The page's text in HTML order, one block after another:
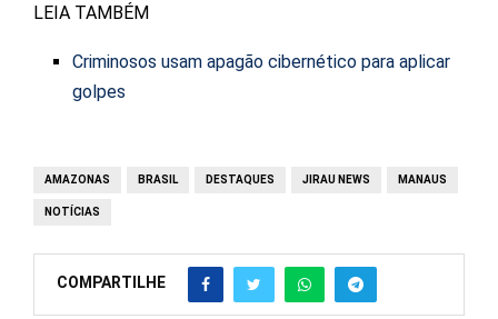
LEIA TAMBÉM
Criminosos usam apagão cibernético para aplicar
golpes
AMAZONAS BRASIL DESTAQUES JIRAU NEWS MANAUS
NOTÍCIAS
COMPARTILHE